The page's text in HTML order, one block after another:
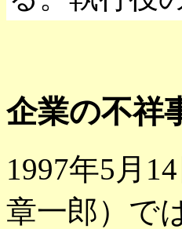
企業の不祥
1997年5月
章一郎）で